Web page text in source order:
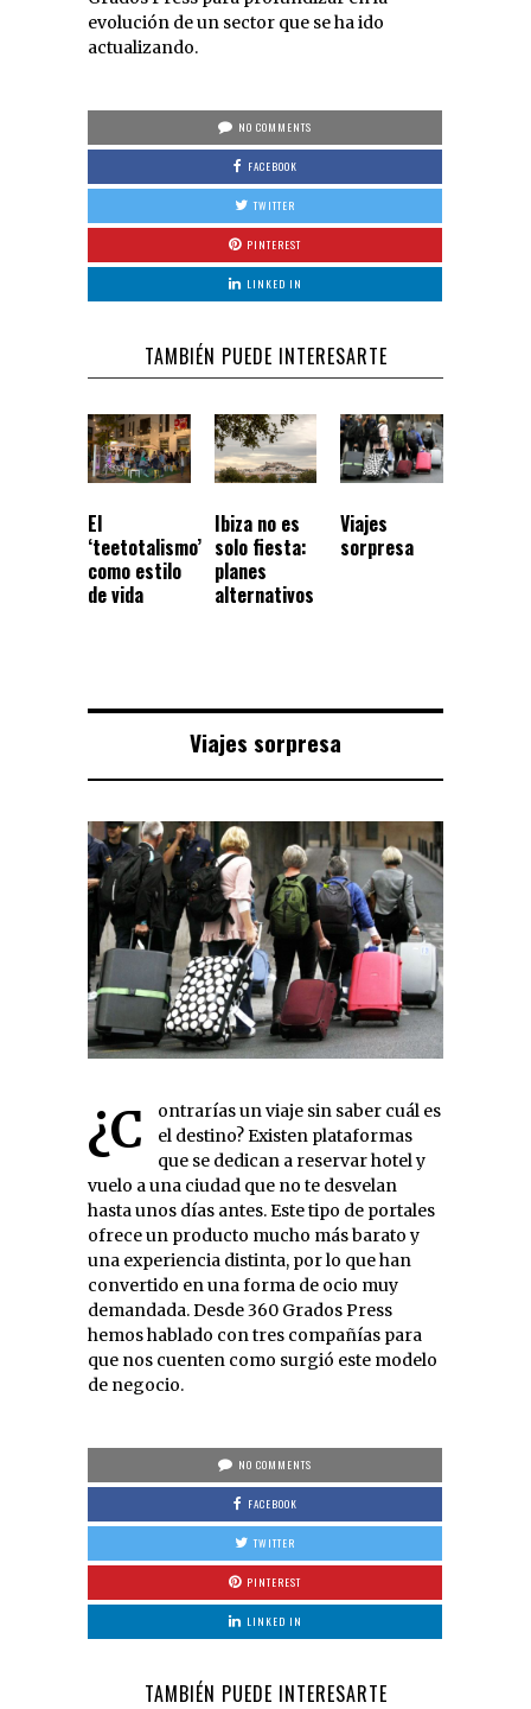
evolución de un sector que se ha ido
actualizando.
NO COMMENTS
FACEBOOK
TWITTER
PINTEREST
LINKED IN
TAMBIÉN PUEDE INTERESARTE
El
‘teetotalismo’
como estilo
de vida
Ibiza no es
solo fiesta:
planes
alternativos
Viajes
sorpresa
Viajes sorpresa
¿Contrarías un viaje sin saber cuál es
el destino? Existen plataformas
que se dedican a reservar hotel y
vuelo a una ciudad que no te desvelan
hasta unos días antes. Este tipo de portales
ofrece un producto mucho más barato y
una experiencia distinta, por lo que han
convertido en una forma de ocio muy
demandada. Desde 360 Grados Press
hemos hablado con tres compañías para
que nos cuenten como surgió este modelo
de negocio.
NO COMMENTS
FACEBOOK
TWITTER
PINTEREST
LINKED IN
TAMBIÉN PUEDE INTERESARTE